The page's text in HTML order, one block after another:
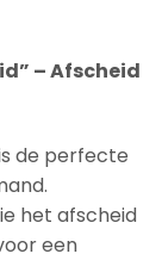
– Afscheid
de perfecte
het afscheid
een